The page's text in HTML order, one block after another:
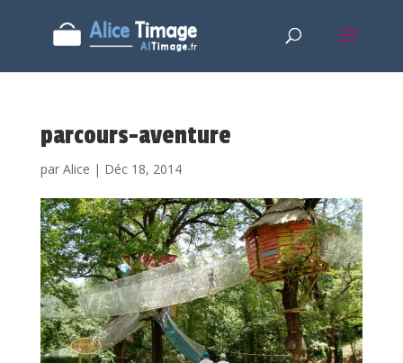
parcours-aventure
par Alice | Déc 18, 2014